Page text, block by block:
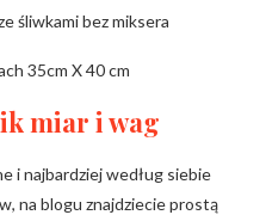
35cm X 40 cm
miar i wag
i najbardziej według siebie
na blogu znajdziecie prostą